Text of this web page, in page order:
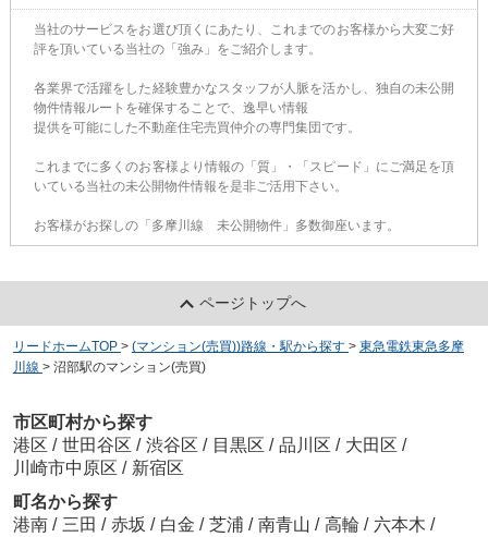
当社のサービスをお選び頂くにあたり、これまでのお客様から大変ご好
評を頂いている当社の「強み」をご紹介します。
各業界で活躍をした経験豊かなスタッフが人脈を活かし、独自の未公開
物件情報ルートを確保することで、逸早い情報
提供を可能にした不動産住宅売買仲介の専門集団です。
これまでに多くのお客様より情報の「質」・「スピード」にご満足を頂
いている当社の未公開物件情報を是非ご活用下さい。
お客様がお探しの「多摩川線 未公開物件」多数御座います。
ページトップへ
リードホームTOP > (マンション(売買))路線・駅から探す > 東急電鉄東急多摩
川線 > 沼部駅のマンション(売買)
市区町村から探す
港区 / 世田谷区 / 渋谷区 / 目黒区 / 品川区 / 大田区 /
川崎市中原区 / 新宿区
町名から探す
港南 / 三田 / 赤坂 / 白金 / 芝浦 / 南青山 / 高輪 / 六本木 /